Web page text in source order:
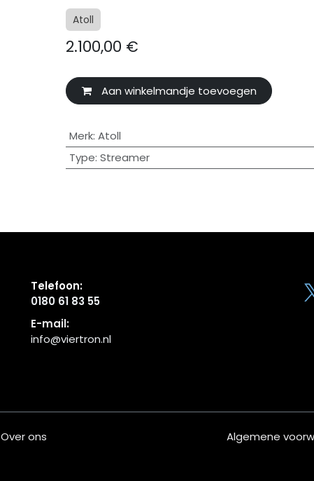
Atoll
2.100,00 €
Aan winkelmandje toevoegen
Merk: Atoll
Type: Streamer
Telefoon:
0180 61 83 55
E-mail:
info@viertron.nl
Over ons Algemene